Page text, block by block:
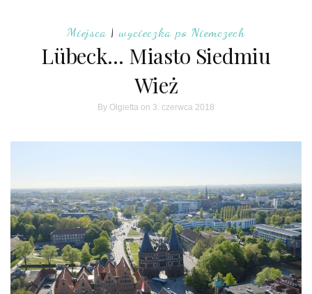
Miejsca | wycieczka po Niemczech
Lübeck… Miasto Siedmiu
Wież
By Olgietta on 3. czerwca 2018